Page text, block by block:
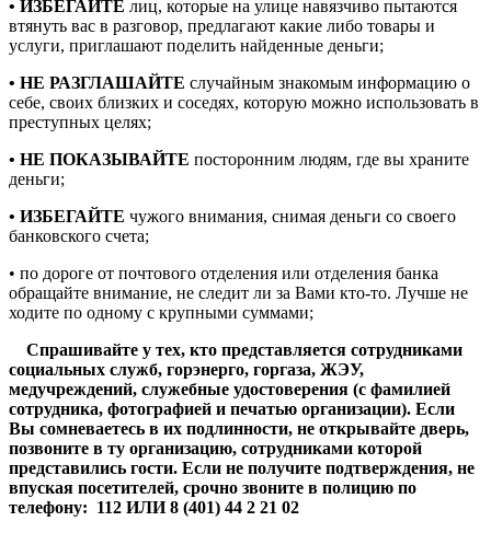
• ИЗБЕГАЙТЕ лиц, которые на улице навязчиво пытаются
втянуть вас в разговор, предлагают какие либо товары и
услуги, приглашают поделить найденные деньги;
• НЕ РАЗГЛАШАЙТЕ случайным знакомым информацию о
себе, своих близких и соседях, которую можно использовать в
преступных целях;
• НЕ ПОКАЗЫВАЙТЕ посторонним людям, где вы храните
деньги;
• ИЗБЕГАЙТЕ чужого внимания, снимая деньги со своего
банковского счета;
• по дороге от почтового отделения или отделения банка
обращайте внимание, не следит ли за Вами кто-то. Лучше не
ходите по одному с крупными суммами;
Спрашивайте у тех, кто представляется сотрудниками
социальных служб, горэнерго, горгаза, ЖЭУ,
медучреждений, служебные удостоверения (с фамилией
сотрудника, фотографией и печатью организации). Если
Вы сомневаетесь в их подлинности, не открывайте дверь,
позвоните в ту организацию, сотрудниками которой
представились гости. Если не получите подтверждения, не
впуская посетителей, срочно звоните в полицию по
телефону: 112 ИЛИ 8 (401) 44 2 21 02